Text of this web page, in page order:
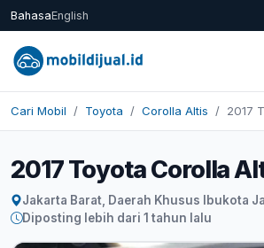
BahasaEnglish
Cari Mobil Toyota Corolla Altis 2017
2017 Toyota Corolla
Jakarta Barat, Daerah Khusus Ibukota
Diposting lebih dari 1 tahun lalu